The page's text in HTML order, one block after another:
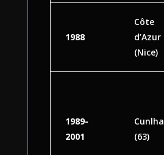
1988
Côte
d’Azur
(Nice)
1989-
2001
(63)